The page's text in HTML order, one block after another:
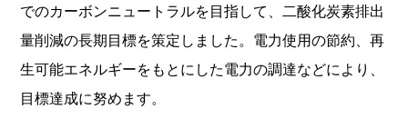
でのカーボンニュートラルを目指して、二酸化炭素排出
量削減の長期目標を策定しました。電力使用の節約、再
生可能エネルギーをもとにした電力の調達などにより、
目標達成に努めます。